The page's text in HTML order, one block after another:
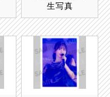
生写真